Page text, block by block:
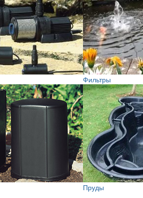
Фильтры
Пруды